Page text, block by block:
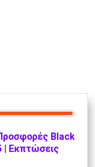
Black
| Εκπτώσεις